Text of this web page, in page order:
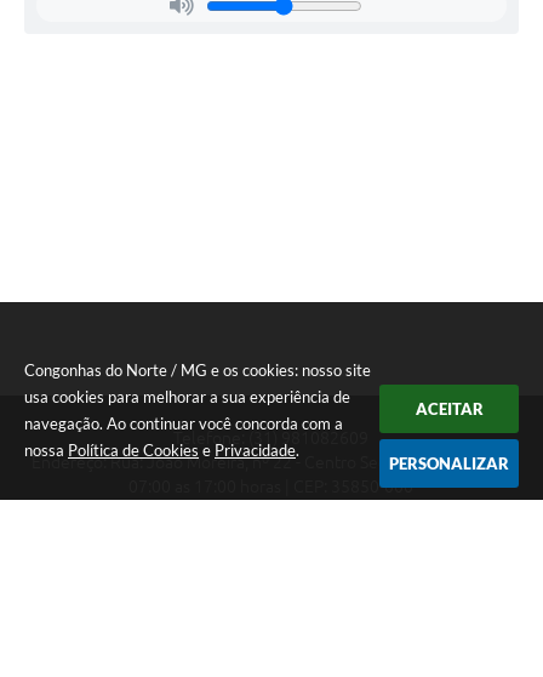
Congonhas do Norte / MG e os cookies: nosso site
usa cookies para melhorar a sua experiência de
navegação. Ao continuar você concorda com a
nossa Política de Cookies e Privacidade.
ACEITAR
PERSONALIZAR
Endereço: Rua: João Moreira, nº 22 - Centro Segunda a Sexta das
07:00 as 17:00 horas | CEP: 35850-000